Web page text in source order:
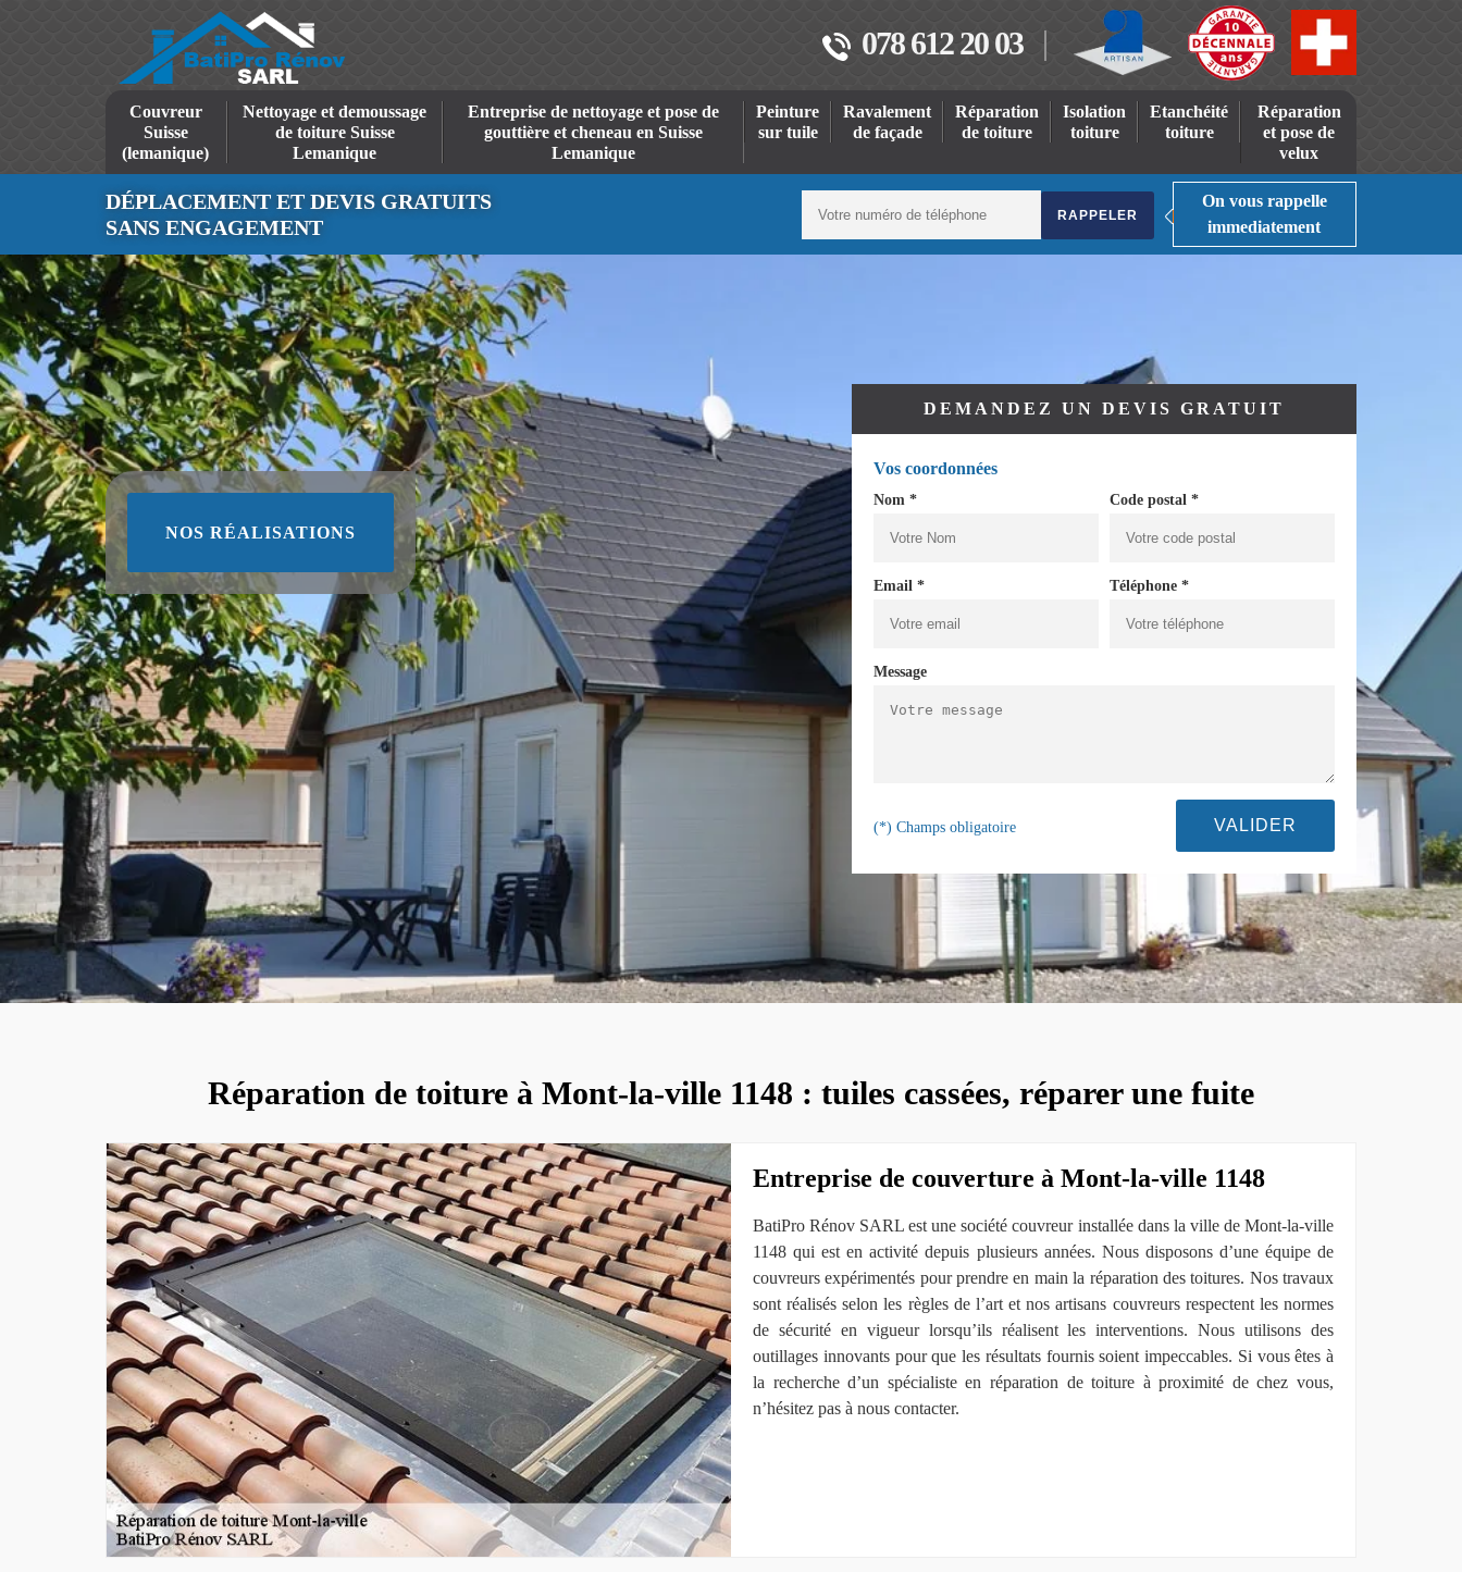
078 612 20 03
Couvreur
Suisse
(lemanique)
Nettoyage et demoussage
de toiture Suisse
Lemanique
Entreprise de nettoyage et pose de
gouttière et cheneau en Suisse
Lemanique
Peinture
sur tuile
Ravalement
de façade
Réparation
de toiture
Isolation
toiture
Etanchéité
toiture
Réparation
et pose de
velux
DÉPLACEMENT ET DEVIS GRATUITS
SANS ENGAGEMENT
On vous rappelle
immediatement
NOS RÉALISATIONS
DEMANDEZ UN DEVIS GRATUIT
Vos coordonnées
Nom * Code postal *
Email * Téléphone *
Message
(*) Champs obligatoire
Réparation de toiture à Mont-la-ville 1148 : tuiles cassées, réparer une fuite
Entreprise de couverture à Mont-la-ville 1148
BatiPro Rénov SARL est une société couvreur installée dans la ville de Mont-la-ville
1148 qui est en activité depuis plusieurs années. Nous disposons d’une équipe de
couvreurs expérimentés pour prendre en main la réparation des toitures. Nos travaux
sont réalisés selon les règles de l’art et nos artisans couvreurs respectent les normes
de sécurité en vigueur lorsqu’ils réalisent les interventions. Nous utilisons des
outillages innovants pour que les résultats fournis soient impeccables. Si vous êtes à
la recherche d’un spécialiste en réparation de toiture à proximité de chez vous,
n’hésitez pas à nous contacter.